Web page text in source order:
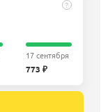
?
17 сентября
773 ₽